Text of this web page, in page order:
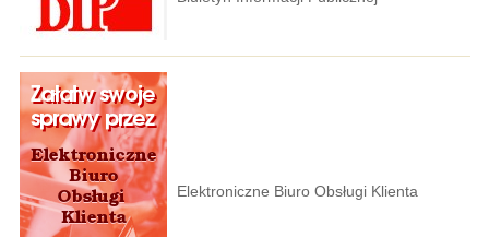
Elektroniczne Biuro Obsługi Klienta